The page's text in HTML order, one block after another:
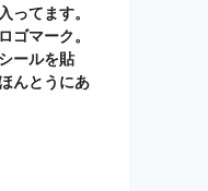
ってます。
ゴマーク。
ールを貼
んとうにあ